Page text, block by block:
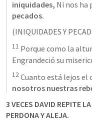
iniquidades, Ni nos ha
pecados.
(INIQUIDADES Y
11 Porque como la
Engrandeció su
12 Cuanto está lejos el
nosotros nuestras
3 VECES DAVID REPITE
PERDONA Y ALEJA.